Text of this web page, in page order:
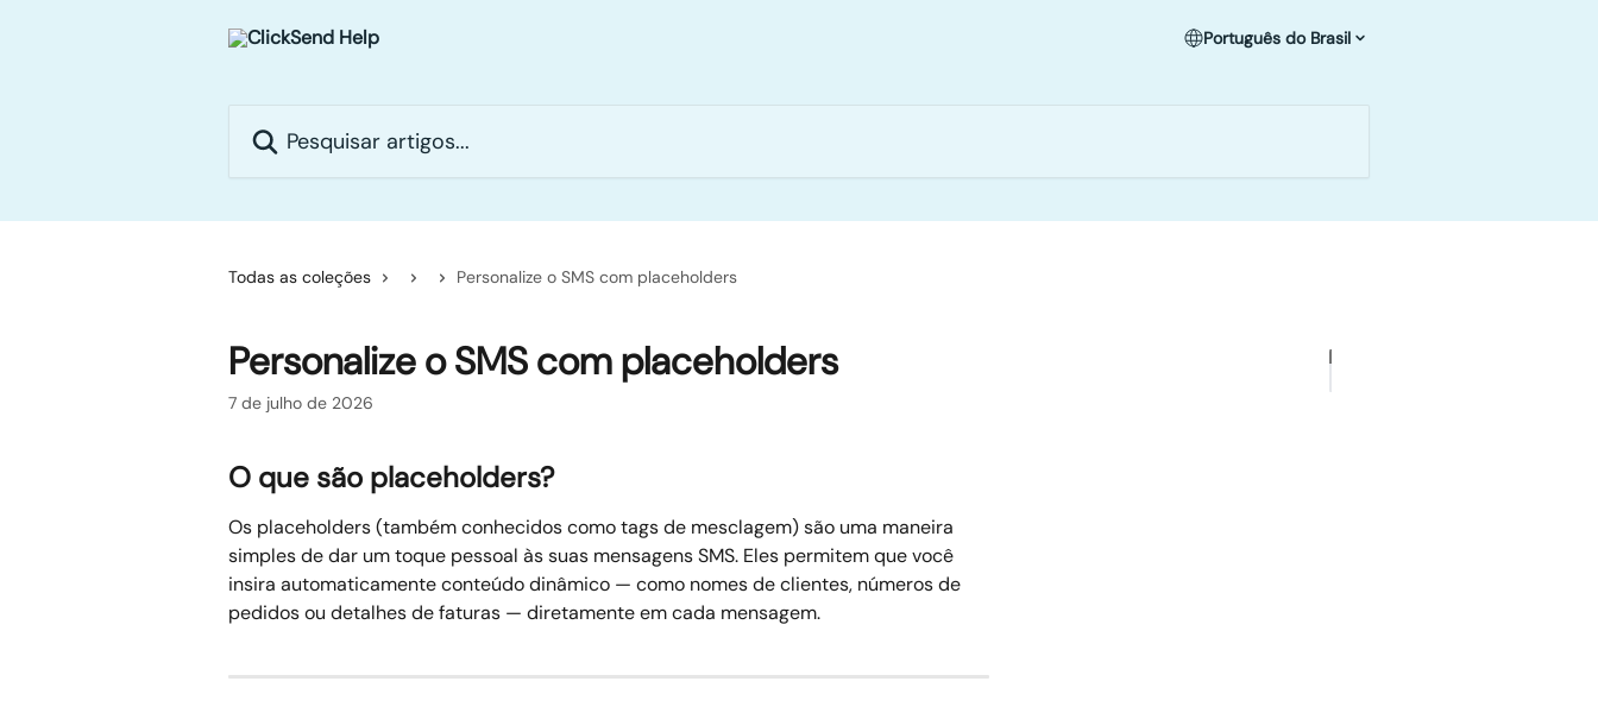
Português do Brasil
Todas as coleções Personalize o SMS com placeholders
Personalize o SMS com placeholders
7 de julho de 2026
O que são placeholders?
Os placeholders (também conhecidos como tags de mesclagem) são uma maneira
simples de dar um toque pessoal às suas mensagens SMS. Eles permitem que você
insira automaticamente conteúdo dinâmico — como nomes de clientes, números de
pedidos ou detalhes de faturas — diretamente em cada mensagem.